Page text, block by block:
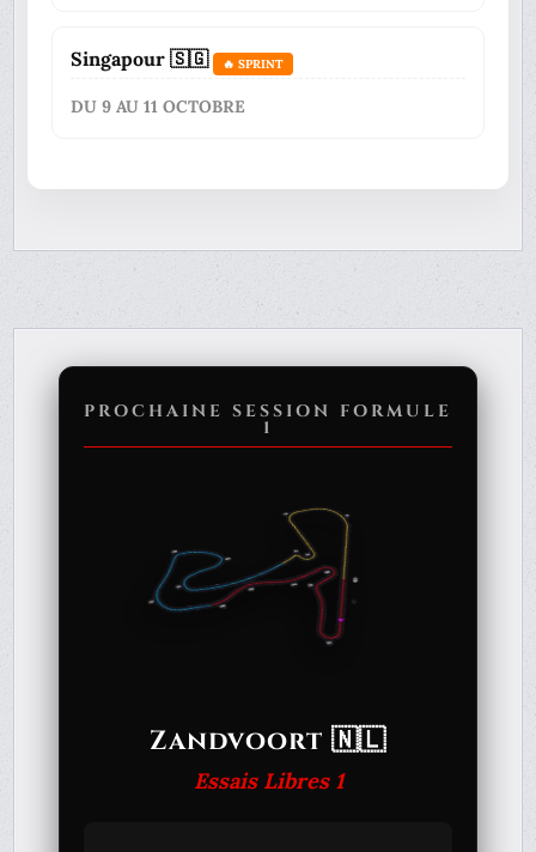
Singapour 🇸🇬 🔥 SPRINT
DU 9 AU 11 OCTOBRE
PROCHAINE SESSION FORMULE
1
Zandvoort 🇳🇱
Essais Libres 1